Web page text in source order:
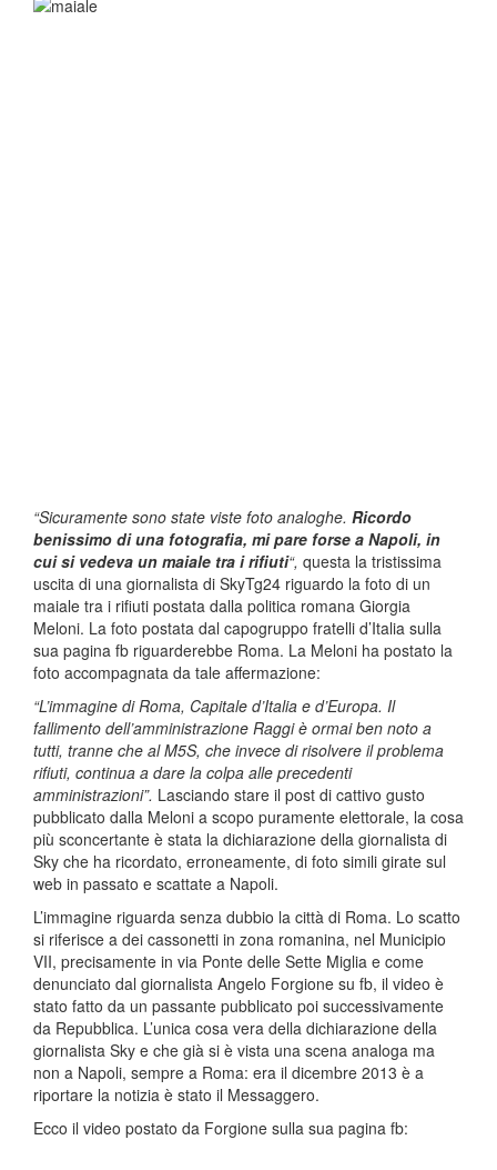
“Sicuramente sono state viste foto analoghe. Ricordo
benissimo di una fotografia, mi pare forse a Napoli, in
cui si vedeva un maiale tra i rifiuti“, questa la tristissima
uscita di una giornalista di SkyTg24 riguardo la foto di un
maiale tra i rifiuti postata dalla politica romana Giorgia
Meloni. La foto postata dal capogruppo fratelli d’Italia sulla
sua pagina fb riguarderebbe Roma. La Meloni ha postato la
foto accompagnata da tale affermazione:
“L’immagine di Roma, Capitale d’Italia e d’Europa. Il
fallimento dell’amministrazione Raggi è ormai ben noto a
tutti, tranne che al M5S, che invece di risolvere il problema
rifiuti, continua a dare la colpa alle precedenti
amministrazioni”. Lasciando stare il post di cattivo gusto
pubblicato dalla Meloni a scopo puramente elettorale, la cosa
più sconcertante è stata la dichiarazione della giornalista di
Sky che ha ricordato, erroneamente, di foto simili girate sul
web in passato e scattate a Napoli.
L’immagine riguarda senza dubbio la città di Roma. Lo scatto
si riferisce a dei cassonetti in zona romanina, nel Municipio
VII, precisamente in via Ponte delle Sette Miglia e come
denunciato dal giornalista Angelo Forgione su fb, il video è
stato fatto da un passante pubblicato poi successivamente
da Repubblica. L’unica cosa vera della dichiarazione della
giornalista Sky e che già si è vista una scena analoga ma
non a Napoli, sempre a Roma: era il dicembre 2013 è a
riportare la notizia è stato il Messaggero.
Ecco il video postato da Forgione sulla sua pagina fb: